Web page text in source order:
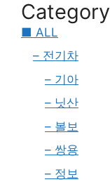
Category
■ ALL
– 전기차
– 기아
– 닛산
– 볼보
– 쌍용
– 정보